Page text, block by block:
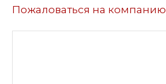
Пожаловаться на компанию